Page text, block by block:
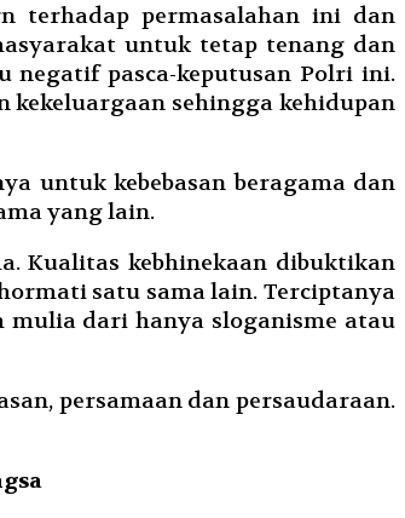
terhadap permasalahan ini dan
untuk tetap tenang dan
negatif pasca-keputusan Polri ini.
kekeluargaan sehingga kehidupan
untuk kebebasan beragama dan
yang lain.
Kualitas kebhinekaan dibuktikan
satu sama lain. Terciptanya
mulia dari hanya sloganisme atau
persamaan dan persaudaraan.